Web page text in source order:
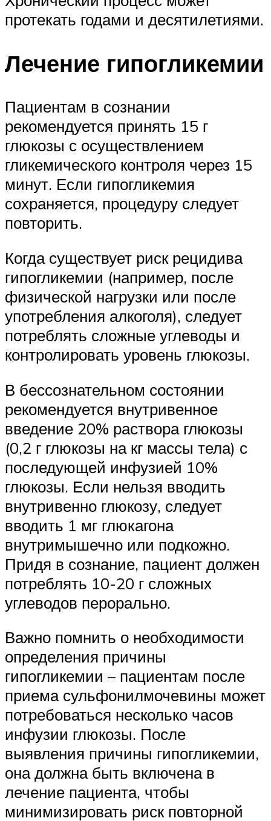
протекать годами и десятилетиями.
Лечение гипогликемии
Пациентам в сознании
рекомендуется принять 15 г
глюкозы с осуществлением
гликемического контроля через 15
минут. Если гипогликемия
сохраняется, процедуру следует
повторить.
Когда существует риск рецидива
гипогликемии (например, после
физической нагрузки или после
употребления алкоголя), следует
потреблять сложные углеводы и
контролировать уровень глюкозы.
В бессознательном состоянии
рекомендуется внутривенное
введение 20% раствора глюкозы
(0,2 г глюкозы на кг массы тела) с
последующей инфузией 10%
глюкозы. Если нельзя вводить
внутривенно глюкозу, следует
вводить 1 мг глюкагона
внутримышечно или подкожно.
Придя в сознание, пациент должен
потреблять 10-20 г сложных
углеводов перорально.
Важно помнить о необходимости
определения причины
гипогликемии – пациентам после
приема сульфонилмочевины может
потребоваться несколько часов
инфузии глюкозы. После
выявления причины гипогликемии,
она должна быть включена в
лечение пациента, чтобы
минимизировать риск повторной